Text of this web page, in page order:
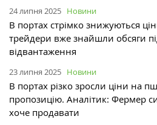
24 липня 2025 Новини
В портах стрімко знижуються
трейдери вже знайшли обсяги
відвантаження
23 липня 2025 Новини
В портах різко зросли ціни на
пропозицію. Аналітик: Фермер
хоче продавати